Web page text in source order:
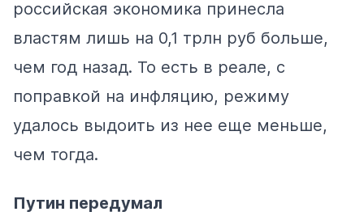
российская экономика принесла
властям лишь на 0,1 трлн руб больше,
чем год назад. То есть в реале, с
поправкой на инфляцию, режиму
удалось выдоить из нее еще меньше,
чем тогда.
Путин передумал